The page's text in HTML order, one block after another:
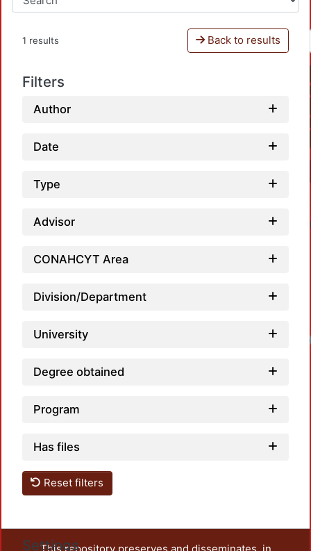
1 results Back to results
Filters
Author
Date
Type
Advisor
CONAHCYT Area
Division/Department
University
Degree obtained
Program
Has files
Reset filters
Settings